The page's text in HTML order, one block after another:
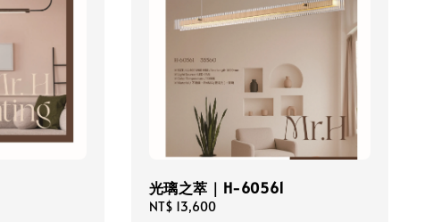
光璃之萃｜H-60561
Regular
NT$ 13,600